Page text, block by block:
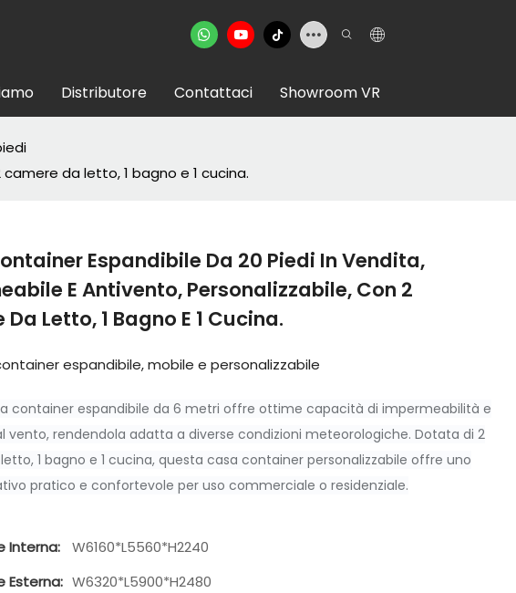
Distributore Contattaci Showroom VR
da letto, 1 bagno e 1 cucina.
Espandibile Da 20 Piedi In Vendita,
E Antivento, Personalizzabile, Con 2
Letto, 1 Bagno E 1 Cucina.
espandibile, mobile e personalizzabile
container espandibile da 6 metri offre ottime capacità di impermeabilità e
vento, rendendola adatta a diverse condizioni meteorologiche. Dotata di 2
1 bagno e 1 cucina, questa casa container personalizzabile offre uno
pratico e confortevole per uso commerciale o residenziale.
Interna:
W6160*L5560*H2240
Esterna: W6320*L5900*H2480